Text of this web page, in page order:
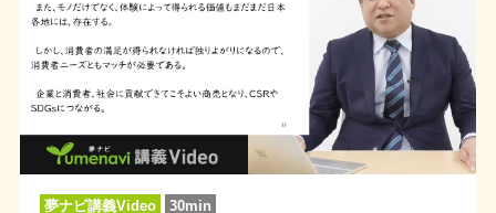
夢ナビ講義Video 30min